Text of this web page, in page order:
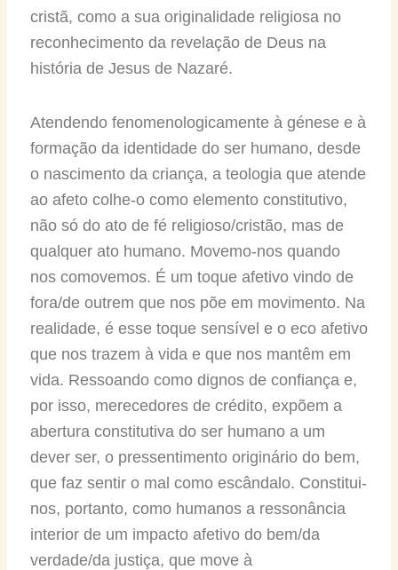
cristã, como a sua originalidade religiosa no
reconhecimento da revelação de Deus na
história de Jesus de Nazaré.
Atendendo fenomenologicamente à génese e à
formação da identidade do ser humano, desde
o nascimento da criança, a teologia que atende
ao afeto colhe-o como elemento constitutivo,
não só do ato de fé religioso/cristão, mas de
qualquer ato humano. Movemo-nos quando
nos comovemos. É um toque afetivo vindo de
fora/de outrem que nos põe em movimento. Na
realidade, é esse toque sensível e o eco afetivo
que nos trazem à vida e que nos mantêm em
vida. Ressoando como dignos de confiança e,
por isso, merecedores de crédito, expõem a
abertura constitutiva do ser humano a um
dever ser, o pressentimento originário do bem,
que faz sentir o mal como escândalo. Constitui-
nos, portanto, como humanos a ressonância
interior de um impacto afetivo do bem/da
verdade/da justiça, que move à